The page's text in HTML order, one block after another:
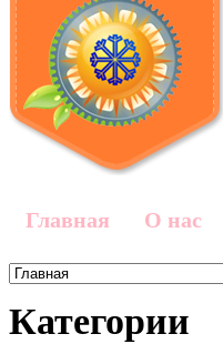
Главная О нас
Категории